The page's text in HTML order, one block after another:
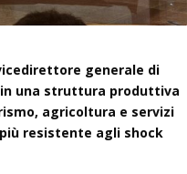
generale di
una struttura produttiva
agricoltura e servizi
resistente agli shock